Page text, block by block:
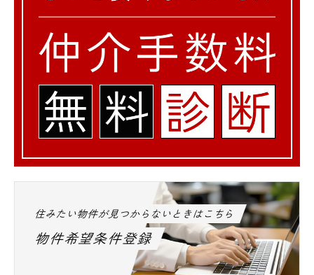
住みたい物件が見つからないときはこちら
物件希望条件登録